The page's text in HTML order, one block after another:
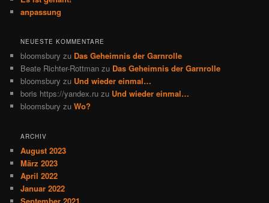
anpassung
NEUESTE KOMMENTARE
bloomsbury zu Das Geheimnis der Garnrolle
Beate Richter-Rottman zu Das Geheimnis der Garnrolle
bloomsbury zu Und wieder einmal…
boris https://yandex.ru zu Und wieder einmal…
bloomsbury zuWo?
ARCHIV
August 2023
März 2023
April 2022
Januar 2022